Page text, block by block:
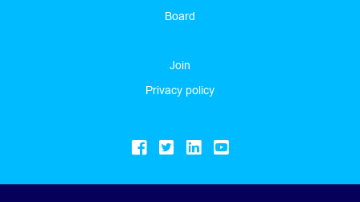
Board
Join
Privacy policy